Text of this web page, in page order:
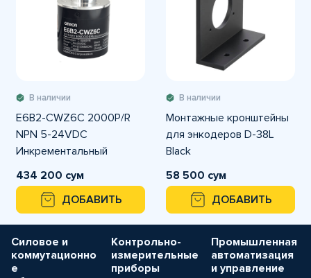
В наличии
E6B2-CWZ6C 2000P/R
NPN 5-24VDC
Инкрементальный
энкодер OMRON
434 200 сум
ДОБАВИТЬ
В наличии
Монтажные кронштейны
для энкодеров D-38L
Black
58 500 сум
ДОБАВИТЬ
Силовое и
коммутационно
е
Контрольно-
измерительные
приборы
Промышленная
автоматизация
и управление